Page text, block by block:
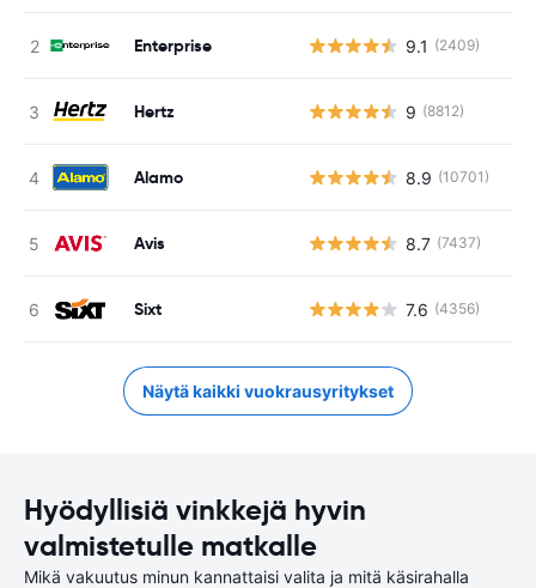
Enterprise 9.1 (2409)
Hertz 9 (8812)
Alamo 8.9 (10701)
Avis 8.7 (7437)
Sixt 7.6 (4356)
Näytä kaikki vuokrausyritykset
Hyödyllisiä vinkkejä hyvin
valmistetulle matkalle
Mikä vakuutus minun kannattaisi valita ja mitä käsirahalla